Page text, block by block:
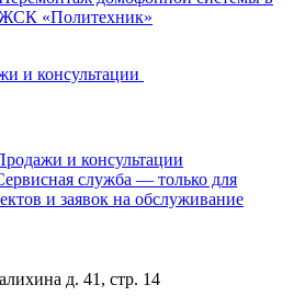
«Политехник»
и консультации
и консультации
служба — только для
и заявок на обслуживание
д. 41, стр. 14